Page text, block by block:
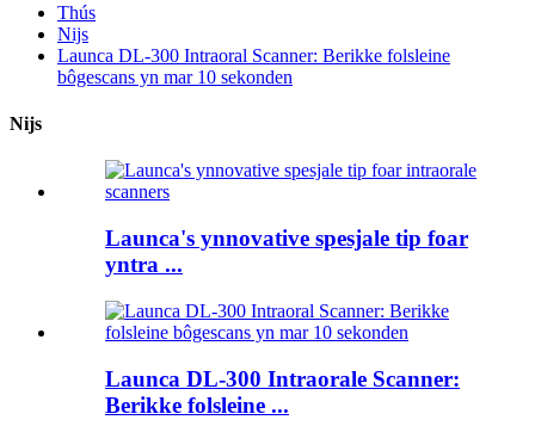
Thús
Nijs
Launca DL-300 Intraoral Scanner: Berikke folsleine
bôgescans yn mar 10 sekonden
Nijs
Launca's ynnovative spesjale tip foar
yntra ...
Launca DL-300 Intraorale Scanner:
Berikke folsleine ...